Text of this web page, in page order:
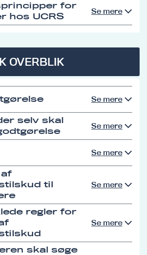
for
hos UCRS
Se mere
OVERBLIK
Se mere
selv skal
Se mere
Se mere
af
til
Se mere
regler for
Se mere
skal søge